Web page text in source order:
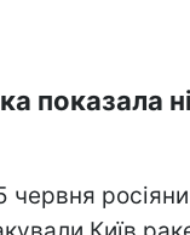
показала
червня